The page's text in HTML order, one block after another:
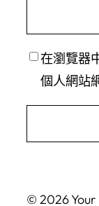
在瀏覽器
個人網站
© 2026 Your